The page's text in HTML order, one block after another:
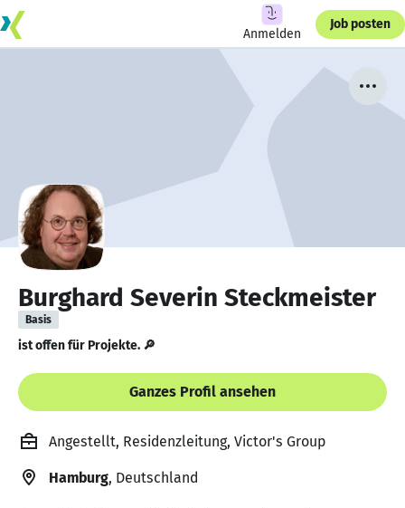
Anmelden
Job posten
Burghard Severin Steckmeister
Basis
ist offen für Projekte. 🔎
Ganzes Profil ansehen
Angestellt, Residenzleitung, Victor's Group
Hamburg, Deutschland